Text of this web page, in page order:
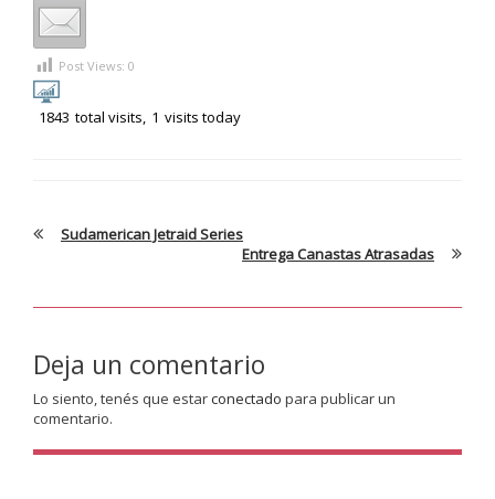
Post Views: 0
1843 total visits, 1 visits today
Sudamerican Jetraid Series
Entrega Canastas Atrasadas
Deja un comentario
Lo siento, tenés que estarconectado para publicar un
comentario.